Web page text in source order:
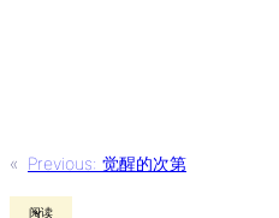
« Previous: 觉醒的次第
阅读